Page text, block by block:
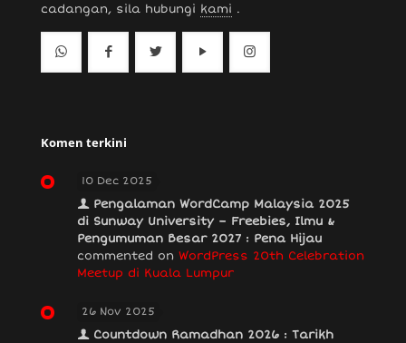
cadangan, sila hubungi kami .
Komen terkini
10 Dec 2025
Pengalaman WordCamp Malaysia 2025
di Sunway University – Freebies, Ilmu &
Pengumuman Besar 2027 : Pena Hijau
commented on WordPress 20th Celebration
Meetup di Kuala Lumpur
26 Nov 2025
Countdown Ramadhan 2026 : Tarikh